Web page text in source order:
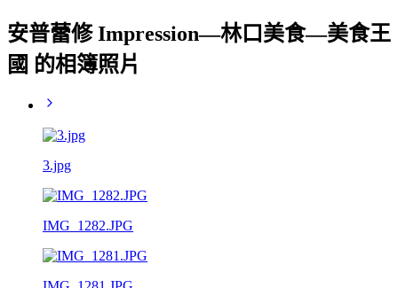
安普蕾修 Impression—林口美食—美食王
國 的相簿照片
3.jpg
IMG_1282.JPG